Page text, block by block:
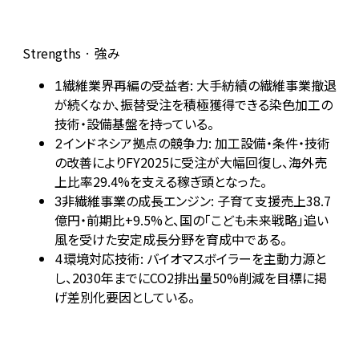
Strengths · 強み
1繊維業界再編の受益者: 大手紡績の繊維事業撤退
が続くなか、振替受注を積極獲得できる染色加工の
技術・設備基盤を持っている。
2インドネシア拠点の競争力: 加工設備・条件・技術
の改善によりFY2025に受注が大幅回復し、海外売
上比率29.4%を支える稼ぎ頭となった。
3非繊維事業の成長エンジン: 子育て支援売上38.7
億円・前期比+9.5%と、国の「こども未来戦略」追い
風を受けた安定成長分野を育成中である。
4環境対応技術: バイオマスボイラーを主動力源と
し、2030年までにCO2排出量50%削減を目標に掲
げ差別化要因としている。